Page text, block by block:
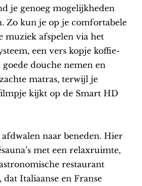
je genoeg mogelijkheden
Zo kun je op je comfortabele
muziek afspelen via het
een vers kopje koffie-
douche nemen en
matras, terwijl je
kijkt op de Smart HD
naar beneden. Hier
met een relaxruimte,
restaurant
dat Italiaanse en Franse